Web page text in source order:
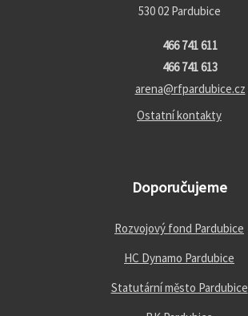
530 02 Pardubice
466 741 611
466 741 613
arena@rfpardubice.cz
Ostatní kontakty
Doporučujeme
Rozvojový fond Pardubice
HC Dynamo Pardubice
Statutární město Pardubice